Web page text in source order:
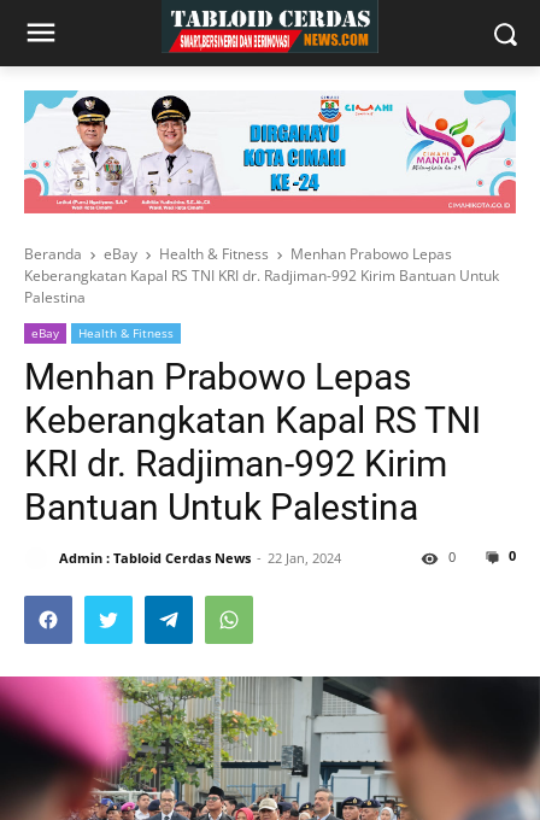
Beranda eBay Health & Fitness
Menhan Prabowo Lepas
Keberangkatan Kapal RS TNI KRI dr. Radjiman-992 Kirim Bantuan Untuk
Palestina
eBay Health & Fitness
Menhan Prabowo Lepas
Keberangkatan Kapal RS TNI
KRI dr. Radjiman-992 Kirim
Bantuan Untuk Palestina
Admin : Tabloid Cerdas News 22 Jan, 2024 0
0